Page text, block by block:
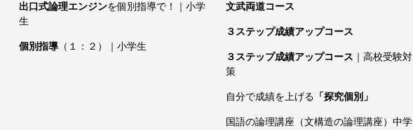
出口式論理エンジンを個別指導で！｜小学
生
個別指導（１：２）｜小学生
文武両道コース
３ステップ成績アップコース
３ステップ成績アップコース ｜高校受験対
策
自分で成績を上げる 「探究個別」
国語の論理講座（文構造の論理講座）中学